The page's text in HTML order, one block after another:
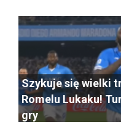
Szykuje się wielki
Romelu Lukaku!
gry